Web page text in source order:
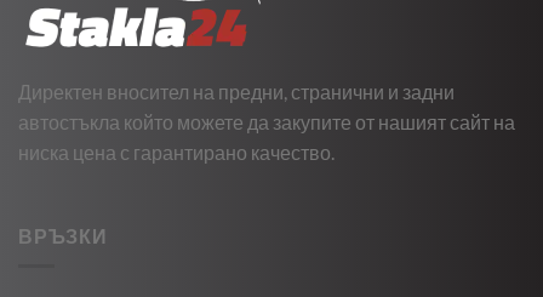
Директен вносител на предни, странични и задни
автостъкла който можете да закупите от нашият сайт на
ниска цена с гарантирано качество.
ВРЪЗКИ